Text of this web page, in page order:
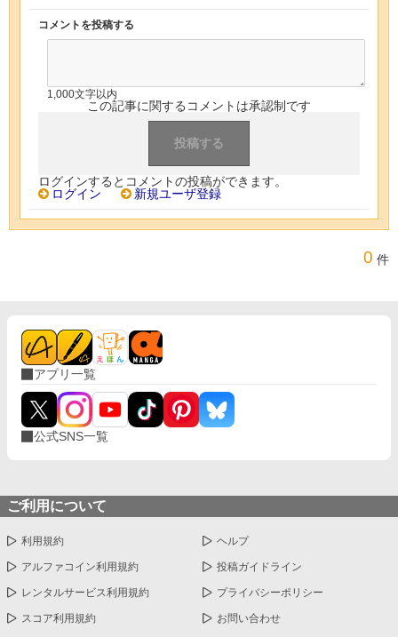
コメントを投稿する
1,000文字以内
この記事に関するコメントは承認制です
ログインするとコメントの投稿ができます。
ログイン
新規ユーザ登録
0 件
アプリ一覧
公式SNS一覧
ご利用について
利用規約 ヘルプ
アルファコイン利用規約 投稿ガイドライン
レンタルサービス利用規約 プライバシーポリシー
スコア利用規約 お問い合わせ